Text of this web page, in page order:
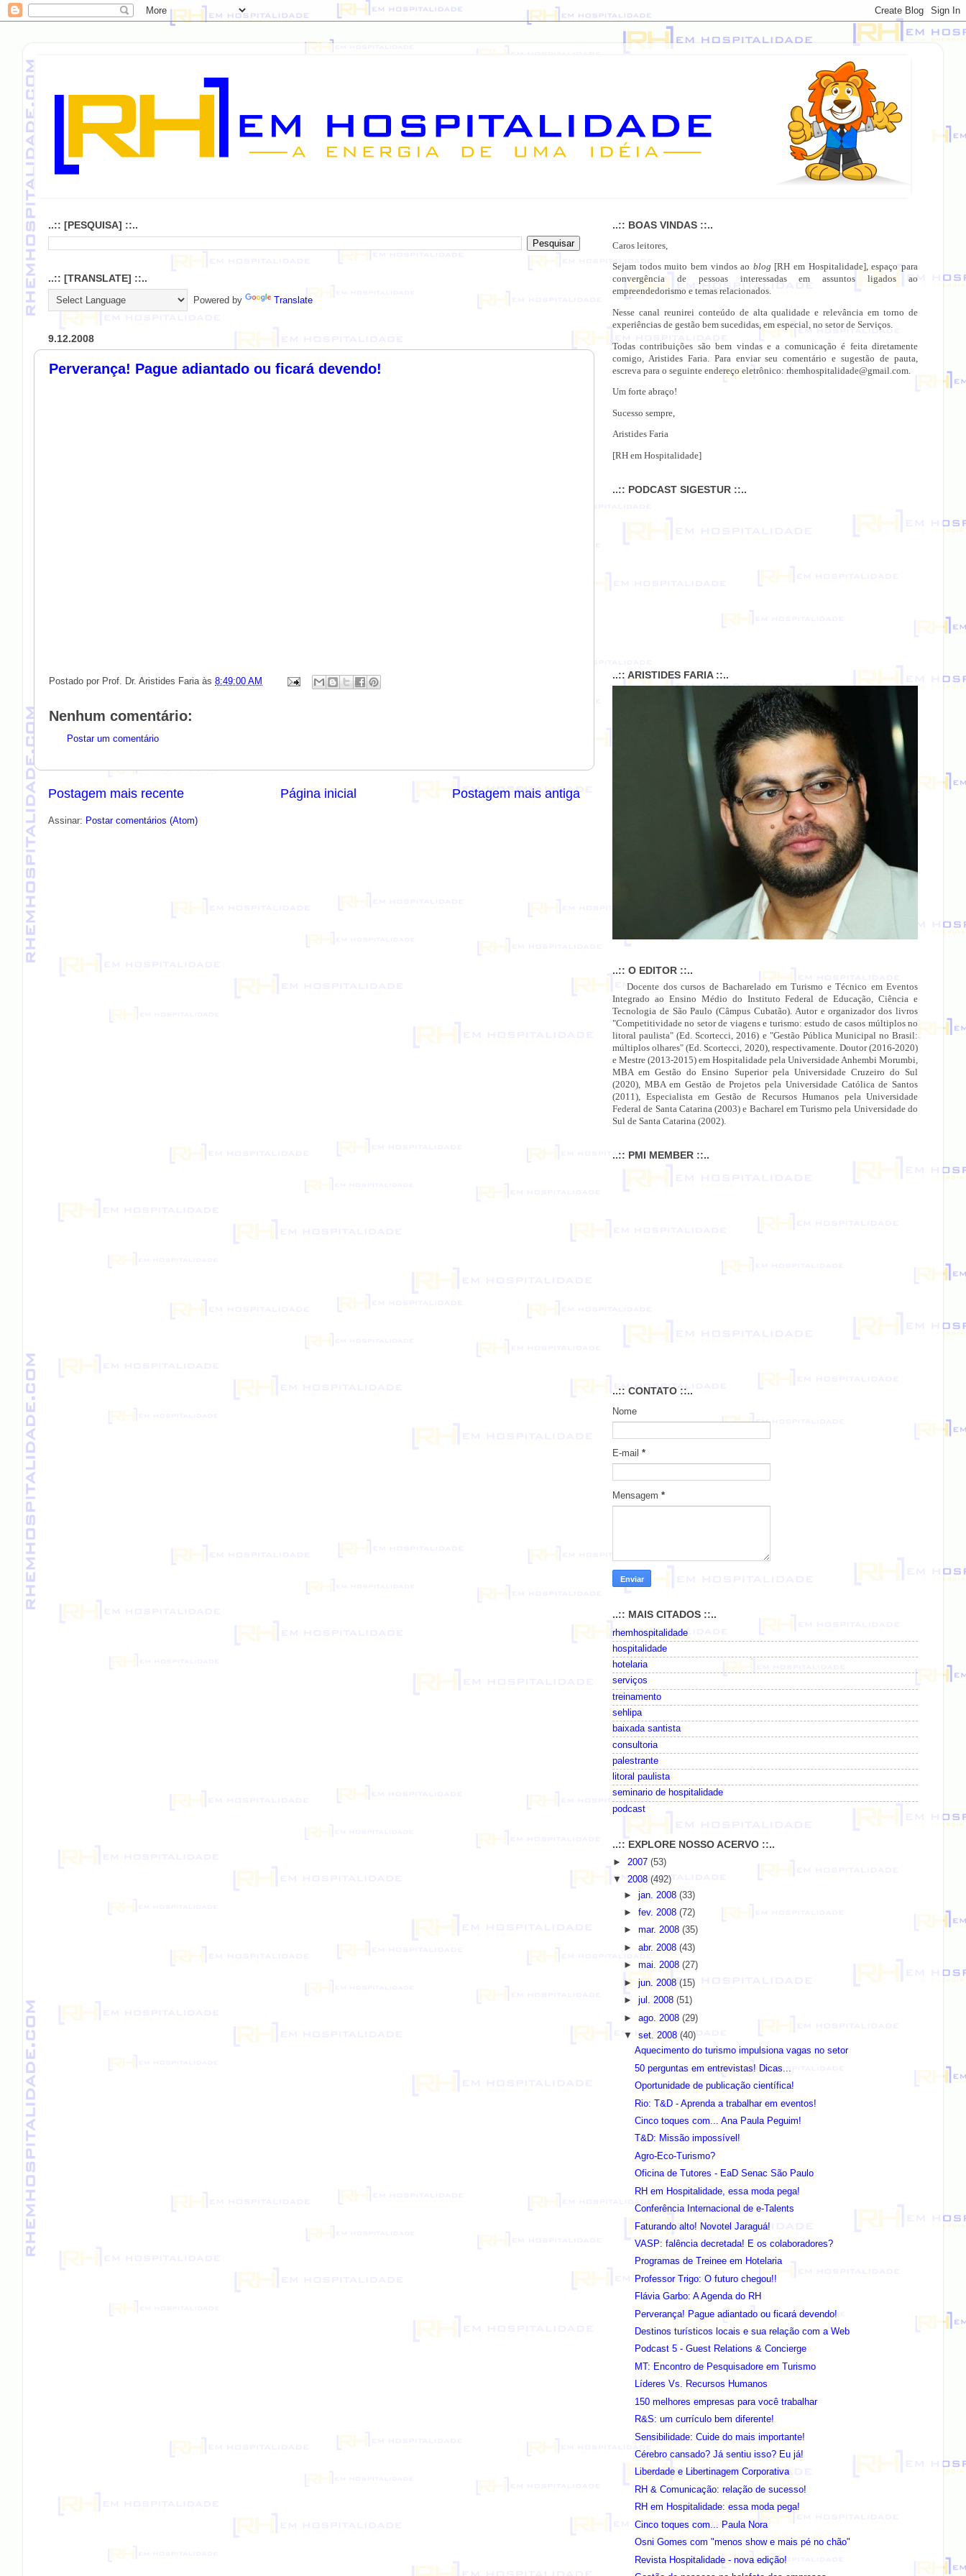
..:: [PESQUISA] ::..
..:: [TRANSLATE] ::..
Powered by Translate
9.12.2008
Perverança! Pague adiantado ou ficará devendo!
Postado por Prof. Dr. Aristides Faria às 8:49:00 AM
Nenhum comentário:
Postar um comentário
Postagem mais recente Postagem mais antiga
Página inicial
Assinar: Postar comentários (Atom)
..:: BOAS VINDAS ::..
Caros leitores,
Sejam todos muito bem vindos ao blog [RH em Hospitalidade], espaço para
convergência de pessoas interessadas em assuntos ligados ao
empreendedorismo e temas relacionados.
Nesse canal reunirei conteúdo de alta qualidade e relevância em torno de
experiências de gestão bem sucedidas, em especial, no setor de Serviços.
Todas contribuições são bem vindas e a comunicação é feita diretamente
comigo, Aristides Faria. Para enviar seu comentário e sugestão de pauta,
escreva para o seguinte endereço eletrônico: rhemhospitalidade@gmail.com.
Um forte abraço!
Sucesso sempre,
Aristides Faria
[RH em Hospitalidade]
..:: PODCAST SIGESTUR ::..
..:: ARISTIDES FARIA ::..
..:: O EDITOR ::..
Docente dos cursos de Bacharelado em Turismo e Técnico em Eventos
Integrado ao Ensino Médio do Instituto Federal de Educação, Ciência e
Tecnologia de São Paulo (Câmpus Cubatão). Autor e organizador dos livros
"Competitividade no setor de viagens e turismo: estudo de casos múltiplos no
litoral paulista" (Ed. Scortecci, 2016) e "Gestão Pública Municipal no Brasil:
múltiplos olhares" (Ed. Scortecci, 2020), respectivamente. Doutor (2016-2020)
e Mestre (2013-2015) em Hospitalidade pela Universidade Anhembi Morumbi,
MBA em Gestão do Ensino Superior pela Universidade Cruzeiro do Sul
(2020), MBA em Gestão de Projetos pela Universidade Católica de Santos
(2011), Especialista em Gestão de Recursos Humanos pela Universidade
Federal de Santa Catarina (2003) e Bacharel em Turismo pela Universidade do
Sul de Santa Catarina (2002).
..:: PMI MEMBER ::..
..:: CONTATO ::..
Nome
E-mail *
Mensagem *
..:: MAIS CITADOS ::..
rhemhospitalidade
hospitalidade
hotelaria
serviços
treinamento
sehlipa
baixada santista
consultoria
palestrante
litoral paulista
seminario de hospitalidade
podcast
..:: EXPLORE NOSSO ACERVO ::..
► 2007 (53)
▼ 2008 (492)
►jan. 2008(33)
►fev. 2008(72)
►mar. 2008(35)
►abr. 2008(43)
►mai. 2008(27)
►jun. 2008(15)
►jul. 2008(51)
►ago. 2008(29)
▼set. 2008(40)
Aquecimento do turismo impulsiona vagas no setor
50 perguntas em entrevistas! Dicas...
Oportunidade de publicação científica!
Rio: T&D - Aprenda a trabalhar em eventos!
Cinco toques com... Ana Paula Peguim!
T&D: Missão impossível!
Agro-Eco-Turismo?
Oficina de Tutores - EaD Senac São Paulo
RH em Hospitalidade, essa moda pega!
Conferência Internacional de e-Talents
Faturando alto! Novotel Jaraguá!
VASP: falência decretada! E os colaboradores?
Programas de Treinee em Hotelaria
Professor Trigo: O futuro chegou!!
Flávia Garbo: A Agenda do RH
Perverança! Pague adiantado ou ficará devendo!
Destinos turísticos locais e sua relação com a Web
Podcast 5 - Guest Relations & Concierge
MT: Encontro de Pesquisadore em Turismo
Líderes Vs. Recursos Humanos
150 melhores empresas para você trabalhar
R&S: um currículo bem diferente!
Sensibilidade: Cuide do mais importante!
Cérebro cansado? Já sentiu isso? Eu já!
Liberdade e Libertinagem Corporativa
RH & Comunicação: relação de sucesso!
RH em Hospitalidade: essa moda pega!
Cinco toques com... Paula Nora
Osni Gomes com "menos show e mais pé no chão"
Revista Hospitalidade - nova edição!